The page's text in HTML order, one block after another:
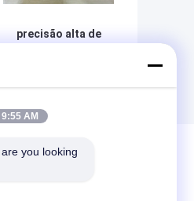
precisão alta de
compressão
9:55 AM
you looking